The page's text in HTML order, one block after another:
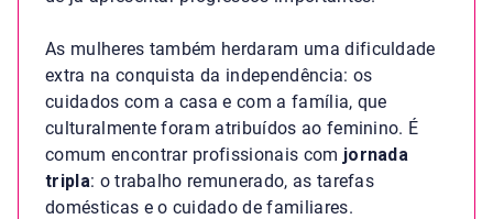
As mulheres também herdaram uma dificuldade
extra na conquista da independência: os
cuidados com a casa e com a família, que
culturalmente foram atribuídos ao feminino. É
comum encontrar profissionais com jornada
tripla: o trabalho remunerado, as tarefas
domésticas e o cuidado de familiares.